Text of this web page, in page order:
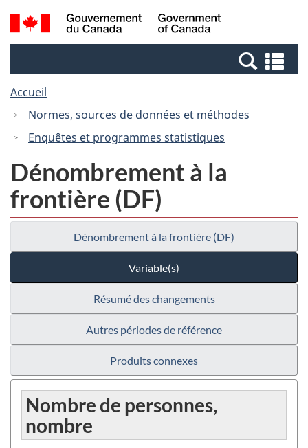
Passer
au
Passer
à
Canada
Recherche
et
et
Accueil
Normes, sources de données et méthodes
Enquêtes et programmes statistiques
Dénombrement à la
frontière (DF)
Dénombrement à la frontière (DF)
Variable(s)
Résumé des changements
Autres périodes de référence
Produits connexes
Nombre de personnes,
nombre